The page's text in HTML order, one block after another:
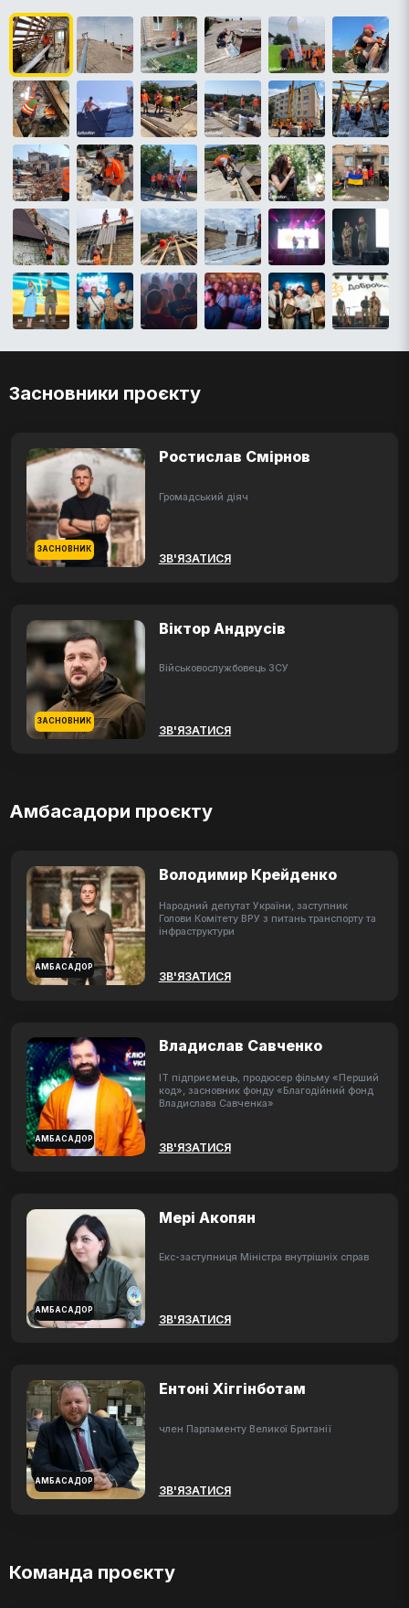
Засновники проєкту
ЗАСНОВНИК
Ростислав Смірнов
Громадський діяч
ЗВ'ЯЗАТИСЯ
ЗАСНОВНИК
Віктор Андрусів
Військовослужбовець ЗСУ
ЗВ'ЯЗАТИСЯ
Амбасадори проєкту
АМБАСАДОР
Володимир Крейденко
Народний депутат України, заступник
Голови Комітету ВРУ з питань транспорту та
інфраструктури
ЗВ'ЯЗАТИСЯ
АМБАСАДОР
Владислав Савченко
ІТ підприємець, продюсер фільму «Перший
код», засновник фонду «Благодійний фонд
Владислава Савченка»
ЗВ'ЯЗАТИСЯ
АМБАСАДОР
Мері Акопян
Екс-заступниця Міністра внутрішніх справ
ЗВ'ЯЗАТИСЯ
АМБАСАДОР
Ентоні Хіггінботам
член Парламенту Великої Британії
ЗВ'ЯЗАТИСЯ
Команда проєкту